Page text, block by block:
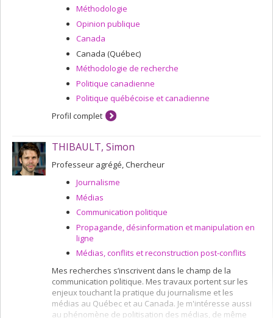
Méthodologie
Opinion publique
Canada
Canada (Québec)
Méthodologie de recherche
Politique canadienne
Politique québécoise et canadienne
Profil complet
THIBAULT, Simon
Professeur agrégé, Chercheur
Journalisme
Médias
Communication politique
Propagande, désinformation et manipulation en
ligne
Médias, conflits et reconstruction post-conflits
Mes recherches s’inscrivent dans le champ de la
communication politique. Mes travaux portent sur les
enjeux touchant la pratique du journalisme et les
médias au Québec et au Canada. Je m'intéresse aussi
au phénomène de politisation des médias, de même